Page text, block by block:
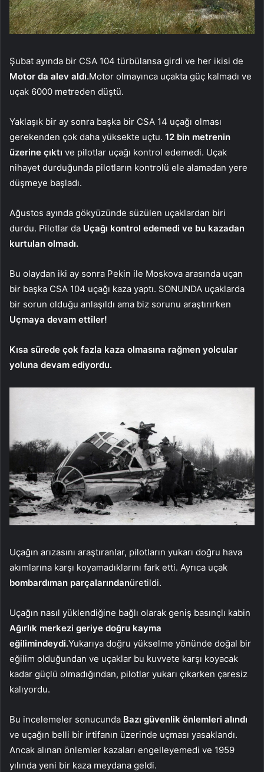
Şubat ayında bir CSA 104 türbülansa girdi ve her ikisi de
Motor da alev aldı.Motor olmayınca uçakta güç kalmadı ve
uçak 6000 metreden düştü.
Yaklaşık bir ay sonra başka bir CSA 14 uçağı olması
gerekenden çok daha yüksekte uçtu. 12 bin metrenin
üzerine çıktı ve pilotlar uçağı kontrol edemedi. Uçak
nihayet durduğunda pilotların kontrolü ele alamadan yere
düşmeye başladı.
Ağustos ayında gökyüzünde süzülen uçaklardan biri
durdu. Pilotlar da Uçağı kontrol edemedi ve bu kazadan
kurtulan olmadı.
Bu olaydan iki ay sonra Pekin ile Moskova arasında uçan
bir başka CSA 104 uçağı kaza yaptı. SONUNDA uçaklarda
bir sorun olduğu anlaşıldı ama biz sorunu araştırırken
Uçmaya devam ettiler!
Kısa sürede çok fazla kaza olmasına rağmen yolcular
yoluna devam ediyordu.
Uçağın arızasını araştıranlar, pilotların yukarı doğru hava
akımlarına karşı koyamadıklarını fark etti. Ayrıca uçak
bombardıman parçalarındanüretildi.
Uçağın nasıl yüklendiğine bağlı olarak geniş basınçlı kabin
Ağırlık merkezi geriye doğru kayma
eğilimindeydi.Yukarıya doğru yükselme yönünde doğal bir
eğilim olduğundan ve uçaklar bu kuvvete karşı koyacak
kadar güçlü olmadığından, pilotlar yukarı çıkarken çaresiz
kalıyordu.
Bu incelemeler sonucunda Bazı güvenlik önlemleri alındı
ve uçağın belli bir irtifanın üzerinde uçması yasaklandı.
Ancak alınan önlemler kazaları engelleyemedi ve 1959
yılında yeni bir kaza meydana geldi.